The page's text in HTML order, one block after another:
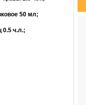
50 мл;
0.5 ч.л.;